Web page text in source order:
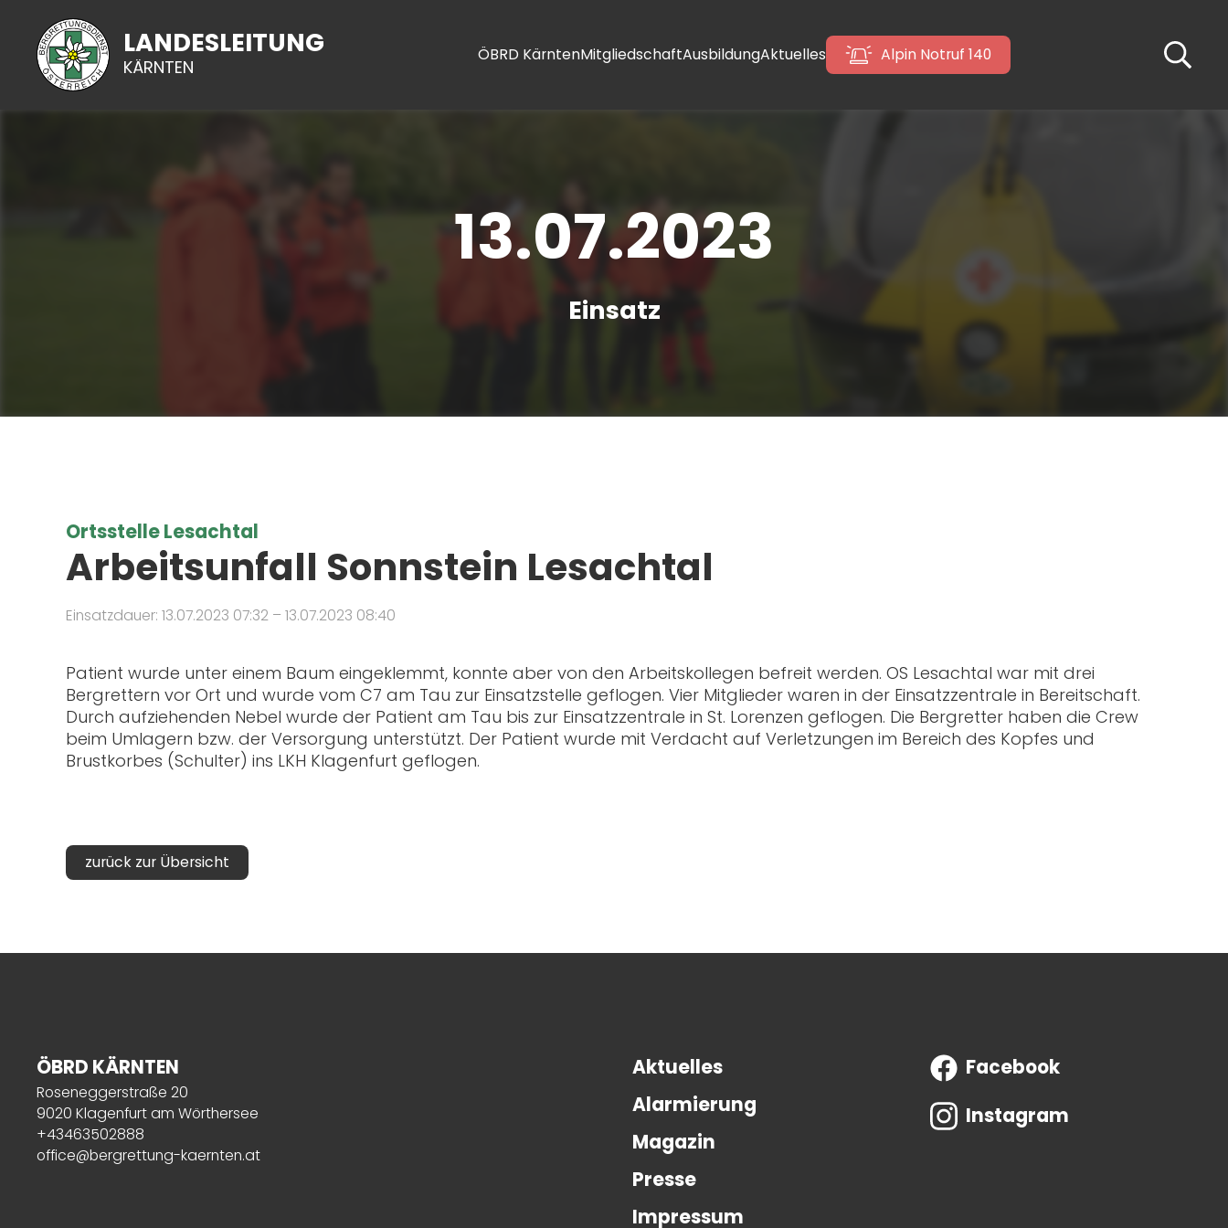
LANDESLEITUNG
KÄRNTEN
ÖBRD KärntenMitgliedschaftAusbildungAktuelles Alpin Notruf 140
13.07.2023
Einsatz
Ortsstelle Lesachtal
Arbeitsunfall Sonnstein Lesachtal
Einsatzdauer: 13.07.2023 07:32 – 13.07.2023 08:40
Patient wurde unter einem Baum eingeklemmt, konnte aber von den Arbeitskollegen befreit werden. OS Lesachtal war mit drei
Bergrettern vor Ort und wurde vom C7 am Tau zur Einsatzstelle geflogen. Vier Mitglieder waren in der Einsatzzentrale in Bereitschaft.
Durch aufziehenden Nebel wurde der Patient am Tau bis zur Einsatzzentrale in St. Lorenzen geflogen. Die Bergretter haben die Crew
beim Umlagern bzw. der Versorgung unterstützt. Der Patient wurde mit Verdacht auf Verletzungen im Bereich des Kopfes und
Brustkorbes (Schulter) ins LKH Klagenfurt geflogen.
zurück zur Übersicht
ÖBRD KÄRNTEN
Roseneggerstraße 20
9020 Klagenfurt am Wörthersee
+43463502888
office@bergrettung-kaernten.at
Aktuelles
Alarmierung
Magazin
Presse
Impressum
Facebook
Instagram